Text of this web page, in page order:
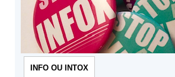
INFO OU INTOX